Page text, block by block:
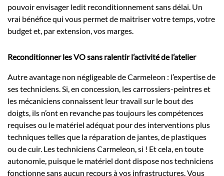
pouvoir envisager ledit reconditionnement sans délai. Un
vrai bénéfice qui vous permet de maitriser votre temps, votre
budget et, par extension, vos marges.
Reconditionner les VO sans ralentir l’activité de l’atelier
Autre avantage non négligeable de Carmeleon : l’expertise de
ses techniciens. Si, en concession, les carrossiers-peintres et
les mécaniciens connaissent leur travail sur le bout des
doigts, ils n’ont en revanche pas toujours les compétences
requises ou le matériel adéquat pour des interventions plus
techniques telles que la réparation de jantes, de plastiques
ou de cuir. Les techniciens Carmeleon, si ! Et cela, en toute
autonomie, puisque le matériel dont dispose nos techniciens
fonctionne sans aucun recours à vos infrastructures. Vous